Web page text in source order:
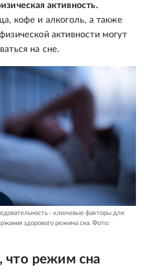
активность.
кофе и алкоголь, а также
активности могут
на сне.
- ключевые факторы для
здорового режима сна. Фото:
что режим сна